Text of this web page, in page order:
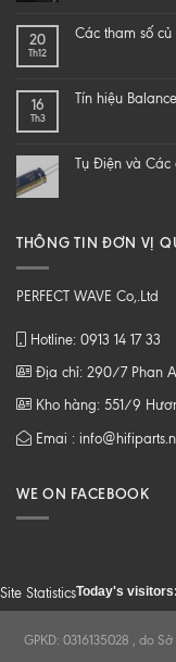
20
Th12
Các tham số củ
16
Th3
Tín hiệu
Tụ Điện và Các
THÔNG TIN ĐƠN VỊ
PERFECT WAVE Co,.Ltd
Hotline: 0913 14 17 33
Địa chỉ: 290/7 Phan
Kho hàng: 551/9
Emai :
WE ON FACEBOOK
Site StatisticsToday's visitors:
GPKD: 0316135028 , do